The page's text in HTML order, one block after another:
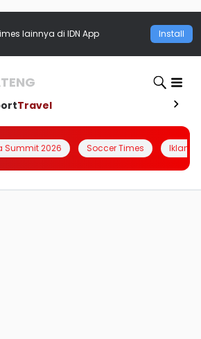
lainnya di IDN App Install
Travel
Summit 2026 Soccer Times Iklanin